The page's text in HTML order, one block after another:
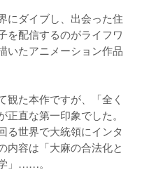
にダイブし、出会った住
を配信するのがライフワ
いたアニメーション作品
観た本作ですが、「全く
直な第一印象でした。
る世界で大統領にインタ
内容は「大麻の合法化と
」……。